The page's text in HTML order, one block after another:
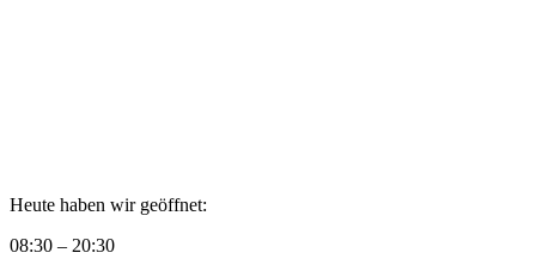
Heute haben wir geöffnet:
08:30 – 20:30